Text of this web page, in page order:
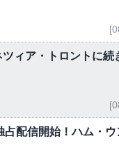
ィア・トロントに続
配信開始！ハム・